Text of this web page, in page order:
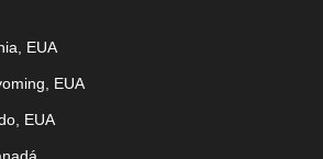
EUA
EUA
EUA